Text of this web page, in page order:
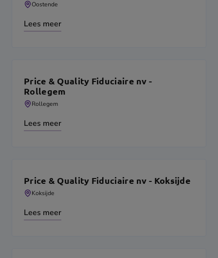
Oostende
Lees meer
Price & Quality Fiduciaire nv -
Rollegem
Rollegem
Lees meer
Price & Quality Fiduciaire nv - Koksijde
Koksijde
Lees meer